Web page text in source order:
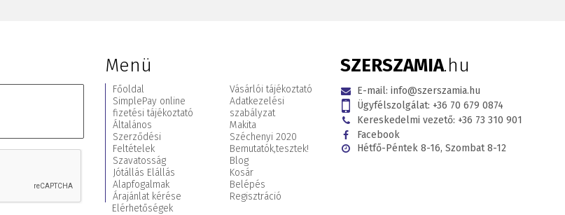
Menü
Főoldal
SimplePay online
fizetési tájékoztató
Általános
Szerződési
Feltételek
Szavatosság
Jótállás Elállás
Alapfogalmak
Árajánlat kérése
Elérhetőségek
Vásárlói tájékoztató
Adatkezelési
szabályzat
Makita
Széchenyi 2020
Bemutatók,tesztek!
Blog
Kosár
Belépés
Regisztráció
SZERSZAMIA.hu
E-mail: info@szerszamia.hu
Ügyfélszolgálat: +36 70 679 0874
Kereskedelmi vezető: +36 73 310 901
Facebook
Hétfő-Péntek 8-16, Szombat 8-12